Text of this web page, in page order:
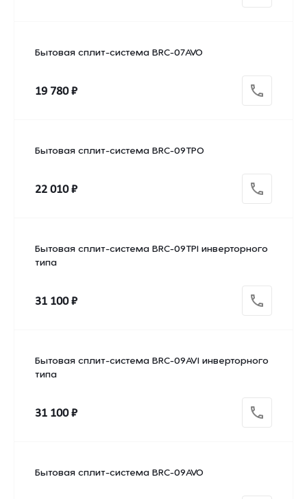
Бытовая сплит-система BRC-07AVO
19 780 ₽
Бытовая сплит-система BRC-09TPO
22 010 ₽
Бытовая сплит-система BRC-09TPI инверторного
типа
31 100 ₽
Бытовая сплит-система BRC-09AVI инверторного
типа
31 100 ₽
Бытовая сплит-система BRC-09AVO